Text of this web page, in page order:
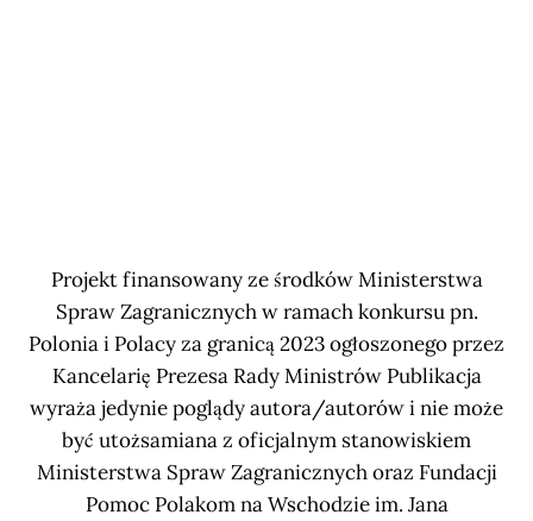
Projekt finansowany ze środków Ministerstwa
Spraw Zagranicznych w ramach konkursu pn.
Polonia i Polacy za granicą 2023 ogłoszonego przez
Kancelarię Prezesa Rady Ministrów Publikacja
wyraża jedynie poglądy autora/autorów i nie może
być utożsamiana z oficjalnym stanowiskiem
Ministerstwa Spraw Zagranicznych oraz Fundacji
Pomoc Polakom na Wschodzie im. Jana